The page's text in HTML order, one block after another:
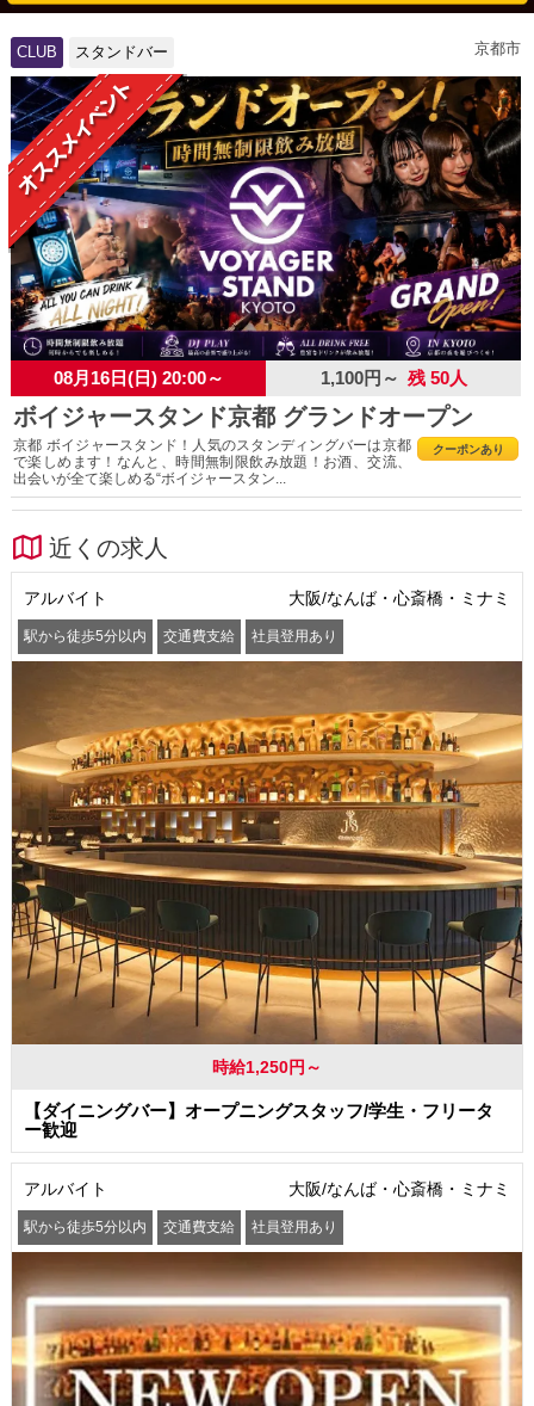
CLUB スタンドバー 京都市
08月16日(日) 20:00～ 1,100円～ 残 50人
ボイジャースタンド京都 グランドオープン
クーポンあり
京都 ボイジャースタンド！人気のスタンディングバーは京都
で楽しめます！なんと、時間無制限飲み放題！お酒、交流、
出会いが全て楽しめる“ボイジャースタン...
近くの求人
アルバイト 大阪/なんば・心斎橋・ミナミ
駅から徒歩5分以内 交通費支給 社員登用あり
時給1,250円～
【ダイニングバー】オープニングスタッフ/学生・フリータ
ー歓迎
アルバイト 大阪/なんば・心斎橋・ミナミ
駅から徒歩5分以内 交通費支給 社員登用あり